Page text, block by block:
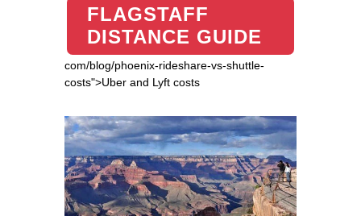
FLAGSTAFF
DISTANCE GUIDE
com/blog/phoenix-rideshare-vs-shuttle-
costs">Uber and Lyft costs